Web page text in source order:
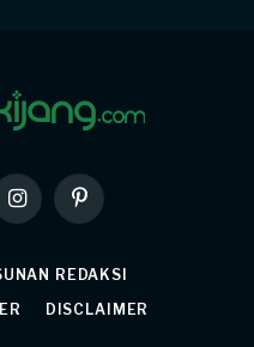
InstagramPinterest
REDAKSI
DISCLAIMER